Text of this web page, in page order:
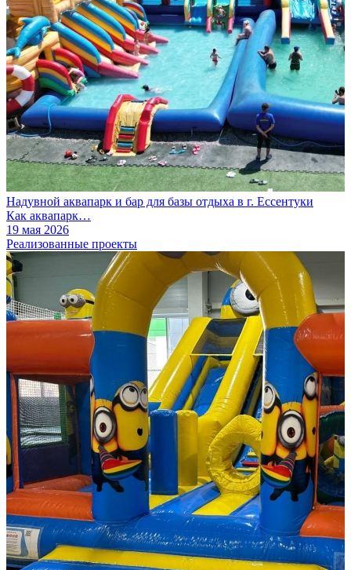
Надувной аквапарк и бар для базы отдыха в г. Ессентуки
Как аквапарк…
19 мая 2026
Реализованные проекты